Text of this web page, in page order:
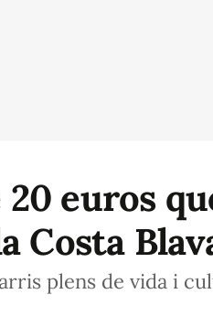
euros
Costa
plens de vida i